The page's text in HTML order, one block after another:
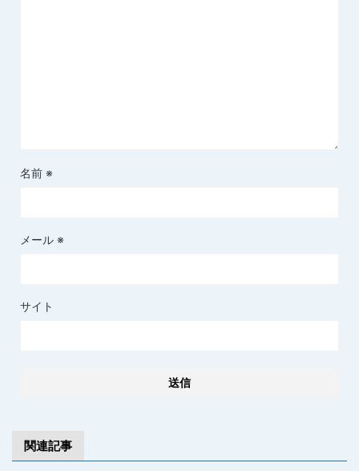
名前 ※
メール ※
サイト
関連記事